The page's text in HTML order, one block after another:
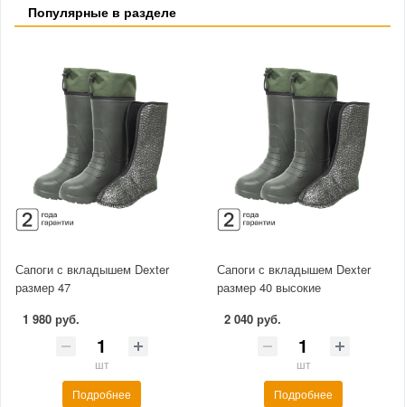
Популярные в разделе
Сапоги с вкладышем Dexter
размер 47
1 980 руб.
шт
Подробнее
Сапоги с вкладышем Dexter
размер 40 высокие
2 040 руб.
шт
Подробнее